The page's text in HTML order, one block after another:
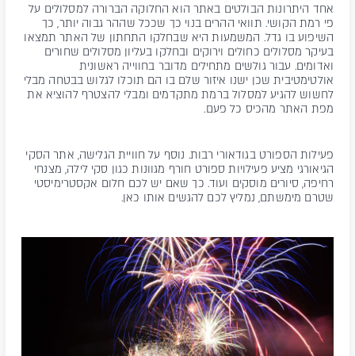
אחד היתרונות הבולטים באתר הוא החלוקה הברורה למסלולים על
פי רמת הקושי. תוואי ההרים בנוי כך שככל שההר גבוה יותר, כך
השיפוע בו גדל. המשמעות היא שבחלקו התחתון של האתר תמצאו
בעיקר מסלולים כחולים וירוקים ובחלקו בעליון מסלולים שחורים
ואדומים. עבור גולשים מתחילים מדובר בחווייה ראשונית
אולטימטיבית שכן ישנו איזור שלם בו הם תוכלו לגלוש בבטחה מבלי
לחשוש להגיע למסלול ברמת מתקדמים ומבלי להצטרף להוציא את
מפת האתר מהכיס כל פעם.
פעילות הספורט בגודאורי רבות. נוסף על חוויית הגלישה, אתר הסקי
הגיאורגי מציע פעילויות ספורט חורף מגוונות כגון סקי לילה, מצנחי
רחיפה, סיורים מוסקים ועוד. כך שאם יש לכם חלום אקסטרימיסטי
שטרם מימשתם, נמליץ לכם להגשים אותו כאן.